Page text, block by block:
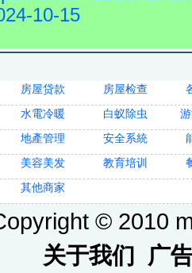
10-15
房屋贷款 房屋检查
水電冷暖 白蚁除虫
地產管理 安全系統
美容美发 教育培训
其他商家
© 2010
关于我们
广